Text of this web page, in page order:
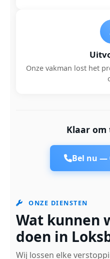
Onze vakman lost het
Klaar
Bel nu —
ONZE DIENSTEN
Wat kunnen
doen in
Wij lossen elke